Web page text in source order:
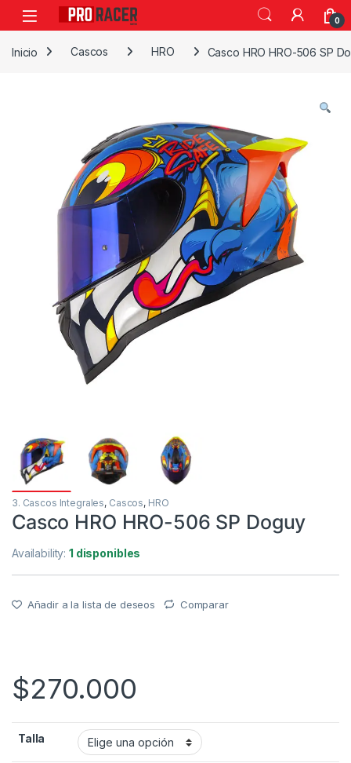
0
Inicio Cascos HRO Casco HRO HRO-506 SP
3. Cascos Integrales, Cascos, HRO
Casco HRO HRO-506 SP Doguy
Availability:1 disponibles
Añadir a la lista de deseos Comparar
$270.000
Talla